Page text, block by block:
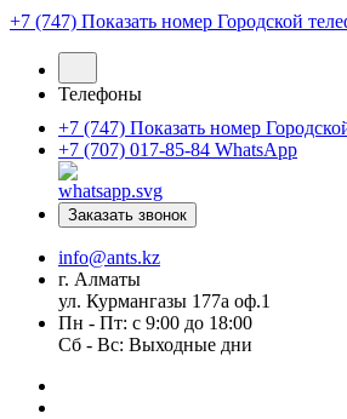
+7 (747) Показать номер Городской
Телефоны
+7 (747) Показать номер
+7 (707) 017-85-84 WhatsApp
Заказать звонок
info@ants.kz
г. Алматы
ул. Курмангазы 177а оф.1
Пн - Пт: с 9:00 до 18:00
Сб - Вс: Выходные дни